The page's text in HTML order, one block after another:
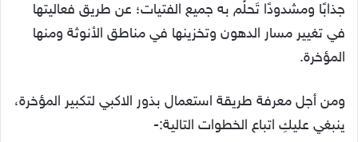
جذابًا ومشدودًا تَحلُم به جميع الفتيات؛ عن طريق فعاليتها
في تغيير مسار الدهون وتخزينها في مناطق الأنوثة ومنها
المؤخرة.
ومن أجل معرفة طريقة استعمال بذور الاكبي لتكبير المؤخرة،
ينبغي عليكِ اتباع الخطوات التالية:-